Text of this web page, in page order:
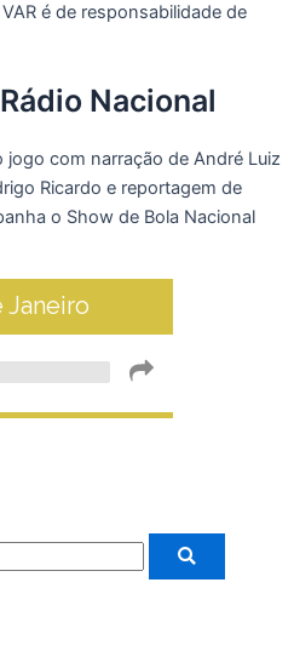
é de responsabilidade de
Nacional
jogo com narração de André Luiz
Ricardo e reportagem de
o Show de Bola Nacional